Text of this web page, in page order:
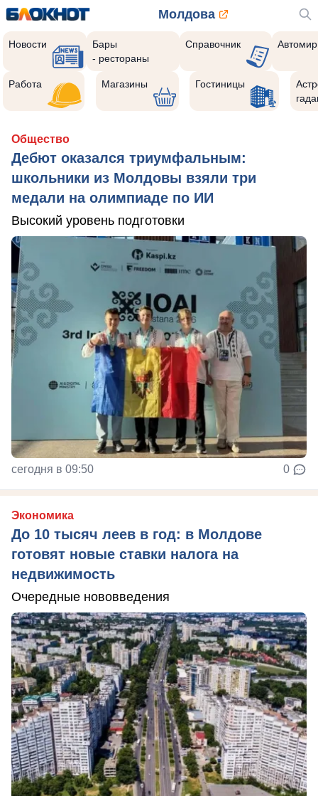
Молдова
Новости
Бары
- рестораны
Справочник Автомир
Работа Магазины Гостиницы
Общество
Дебют оказался триумфальным:
школьники из Молдовы взяли три
медали на олимпиаде по ИИ
Высокий уровень подготовки
сегодня в 09:50 0
Экономика
До 10 тысяч леев в год: в Молдове
готовят новые ставки налога на
недвижимость
Очередные нововведения